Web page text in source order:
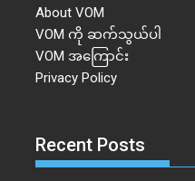
About VOM
VOM ကို ဆက်သွယ်ပါ
VOM အကြောင်း
Privacy Policy
Recent Posts